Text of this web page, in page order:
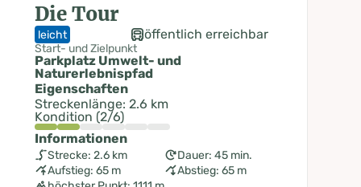
Die Tour
leicht öffentlich erreichbar
Start- und Zielpunkt
Parkplatz Umwelt- und
Naturerlebnispfad
Eigenschaften
Streckenlänge: 2.6 km
Kondition (2/6)
Informationen
Strecke: 2.6 km
Dauer: 45 min.
Aufstieg: 65 m
Abstieg: 65 m